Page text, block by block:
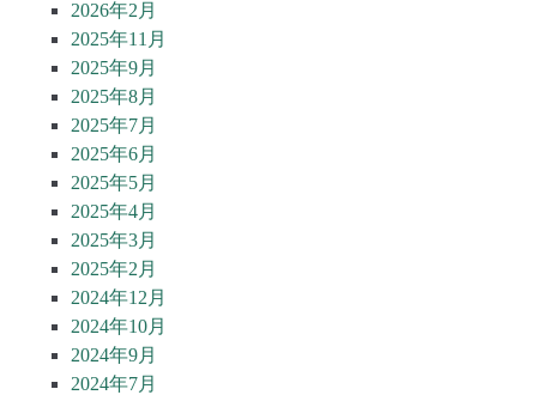
2026年2月
2025年11月
2025年9月
2025年8月
2025年7月
2025年6月
2025年5月
2025年4月
2025年3月
2025年2月
2024年12月
2024年10月
2024年9月
2024年7月